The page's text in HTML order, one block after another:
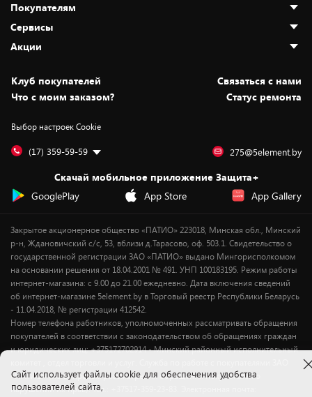
О нас
Адреса магазинов
Новости
Статьи и обзоры
Вакансии
Дай пять добру!
Покупателям
Как сделать заказ
Оплата и доставка
Безналичный расчёт
Обмен и возврат товара
Обработка персональных данных
Подарочные карты
Сервисы
Установка техники
Для игровых консолей
Для мобильных устройств
Для компьютеров
Сервисные центры
Акции
Скидки и промокоды
Белорусские товары
Бонусы
Оплата частями
Уценка
Клуб покупателей
Cвязаться с нами
Что с моим заказом?
Статус ремонта
Выбор настроек Cookie
(17) 359-59-59 275@5element.by
Скачай мобильное приложение Защита+
GooglePlay
App Store App Gallery
Закрытое акционерное общество «ПАТИО» 223018, Минская обл., Минский
р-н, Ждановичский с/с, 53, вблизи д.Тарасово, оф. 503.1. Свидетельство о
государственной регистрации ЗАО «ПАТИО» выдано Мингорисполкомом
на основании решения от 18.04.2001 № 491. УНП 100183195. Режим работы
интернет-магазина: с 9.00 до 21.00 ежедневно. Дата включения сведений
об интернет-магазине 5element.by в Торговый реестр Республики Беларусь
- 11.04.2018, № регистрации 412542.
Номер телефона работников, уполномоченных рассматривать обращения
покупателей в соответствии с законодательством об обращениях граждан
и юридических лиц: +375172702914 - Минский районный исполнительный
«ПАТИО» (по вопросам рассмотрения обращения покупателей о
нарушении их прав): Тел.: +37517-359-23-83. Электронная почта:
Cайт использует файлы cookie для обеспечения удобства
пользователей сайта,